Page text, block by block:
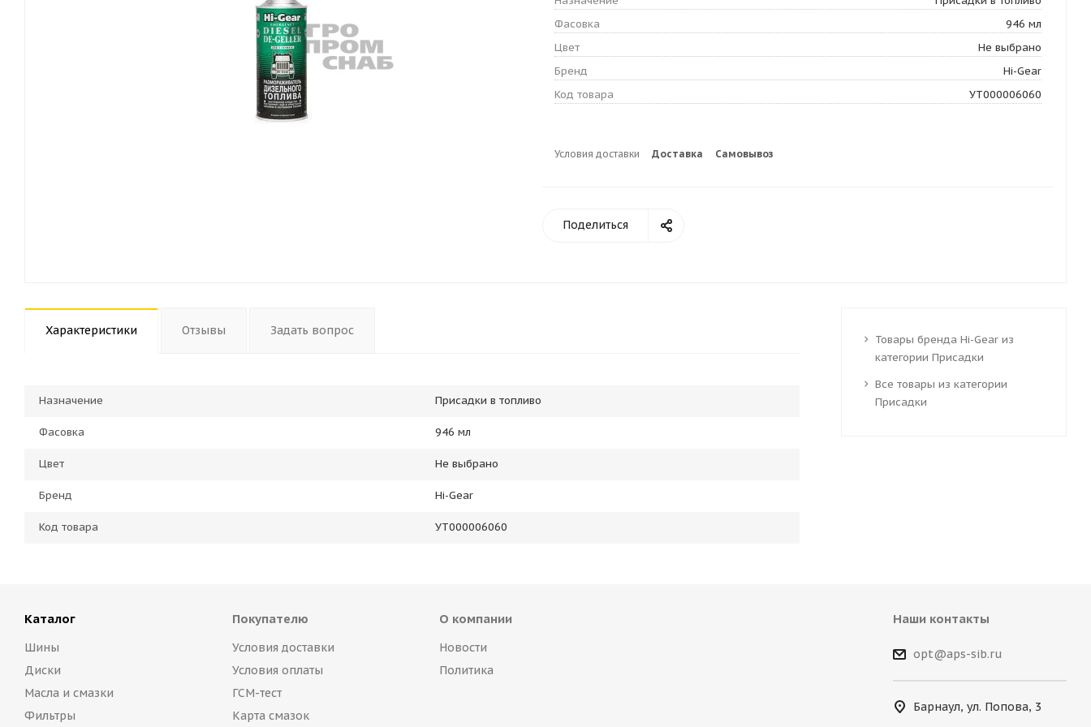
Фасовка
946 мл
Цвет
Не выбрано
Бренд
Hi-Gear
Код товара
УТ000006060
Условия доставки Доставка Самовывоз
Поделиться
Характеристики Отзывы Задать вопрос
Назначение Присадки в топливо
Фасовка 946 мл
Цвет Не выбрано
Бренд Hi-Gear
Код товара УТ000006060
Товары бренда Hi-Gear из
категории Присадки
Все товары из категории
Присадки
Каталог
Шины
Диски
Масла и смазки
Фильтры
Покупателю
Условия доставки
Условия оплаты
ГСМ-тест
Карта смазок
О компании
Новости
Политика
Наши контакты
opt@aps-sib.ru
Барнаул, ул. Попова, 3